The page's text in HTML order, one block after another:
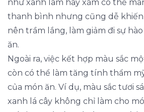
như xanh lam hay xám có thể
thanh bình nhưng cũng dễ
nên trầm lắng, làm giảm đi sự
ăn.
Ngoài ra, việc kết hợp màu sắc
còn có thể làm tăng tính thẩm
của món ăn. Ví dụ, màu sắc tươi
xanh lá cây không chỉ làm cho